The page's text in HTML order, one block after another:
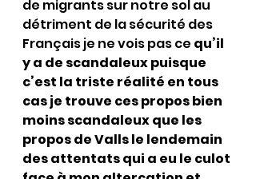
de migrants sur notre sol au
détriment de la sécurité des
Français je ne vois pas ce qu’il
y a de scandaleux puisque
c’est la triste réalité en tous
cas je trouve ces propos bien
moins scandaleux que les
propos de Valls le lendemain
des attentats qui a eu le culot